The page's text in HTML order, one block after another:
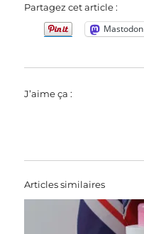
Partagez cet article :
Mastodon
J’aime ça :
Articles similaires